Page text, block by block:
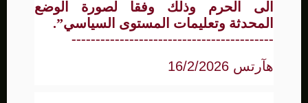
الى الحرم وذلك وفقا لصورة الوضع
المحدثة وتعليمات المستوى السياسي”.
------------------------------------------
هآرتس 16/2/2026